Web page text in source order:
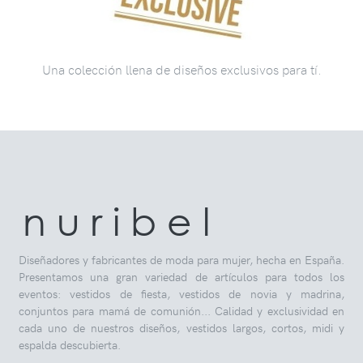
Una colección llena de diseños exclusivos para tí.
n u r i b e l
Diseñadores y fabricantes de moda para mujer, hecha en España.
Presentamos una gran variedad de artículos para todos los
eventos: vestidos de fiesta, vestidos de novia y madrina,
conjuntos para mamá de comunión... Calidad y exclusividad en
cada uno de nuestros diseños, vestidos largos, cortos, midi y
espalda descubierta.